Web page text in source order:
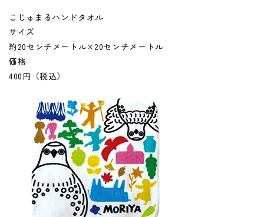
こじゅまるハンドタオル
サイズ
約20センチメートル×20センチメートル
価格
400円（税込）